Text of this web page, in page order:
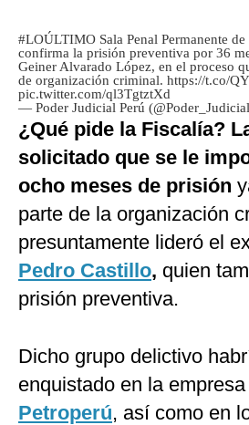
#LOÚLTIMO Sala Penal Permanente
confirma la prisión preventiva por 36
Geiner Alvarado López, en el proceso
de organización criminal. https://t.co/
pic.twitter.com/ql3TgtztXd
— Poder Judicial Perú
¿Qué pide la Fiscalía?
solicitado que se le
ocho meses de prisión
parte de la organización
presuntamente lideró el
Pedro Castillo, quien
prisión preventiva.
Dicho grupo delictivo
enquistado en la
Petroperú, así como en